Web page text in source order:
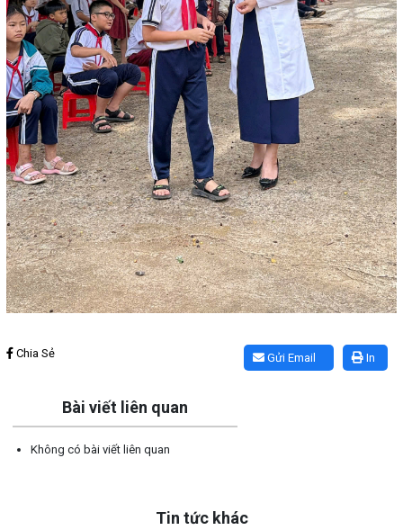
In
Gửi Email
Chia Sẻ
Bài viết liên quan
Không có bài viết liên quan
Tin tức khác